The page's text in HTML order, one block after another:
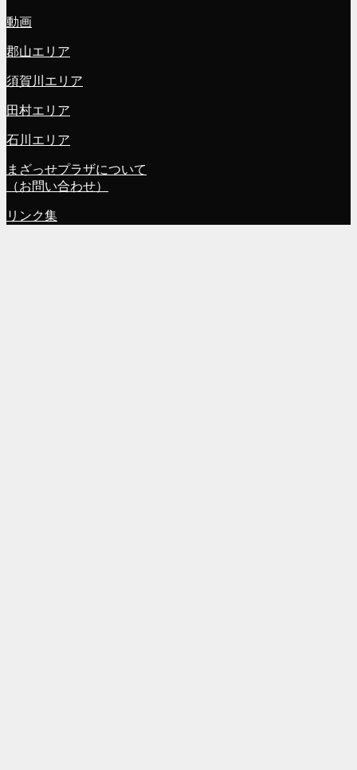
動画
郡山エリア
須賀川エリア
田村エリア
石川エリア
まざっせプラザについて
（お問い合わせ）
リンク集